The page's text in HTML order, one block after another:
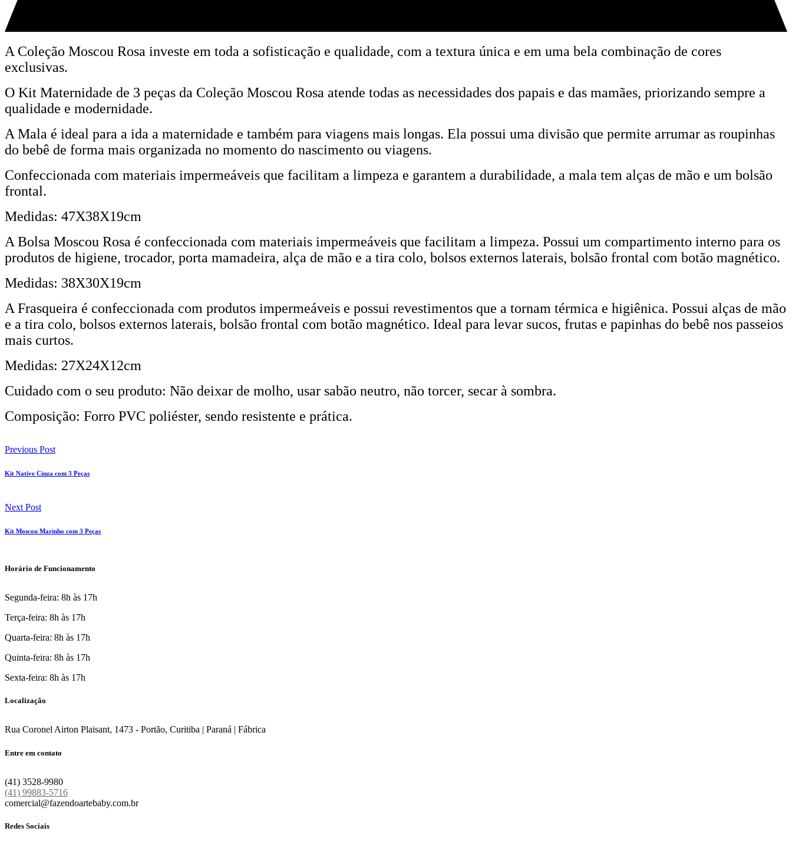
A Coleção Moscou Rosa investe em toda a sofisticação e qualidade, com a textura única e em uma bela combinação de cores
exclusivas.
O Kit Maternidade de 3 peças da Coleção Moscou Rosa atende todas as necessidades dos papais e das mamães, priorizando sempre a
qualidade e modernidade.
A Mala é ideal para a ida a maternidade e também para viagens mais longas. Ela possui uma divisão que permite arrumar as roupinhas
do bebê de forma mais organizada no momento do nascimento ou viagens.
Confeccionada com materiais impermeáveis que facilitam a limpeza e garantem a durabilidade, a mala tem alças de mão e um bolsão
frontal.
Medidas: 47X38X19cm
A Bolsa Moscou Rosa é confeccionada com materiais impermeáveis que facilitam a limpeza. Possui um compartimento interno para os
produtos de higiene, trocador, porta mamadeira, alça de mão e a tira colo, bolsos externos laterais, bolsão frontal com botão magnético.
Medidas: 38X30X19cm
A Frasqueira é confeccionada com produtos impermeáveis e possui revestimentos que a tornam térmica e higiênica. Possui alças de mão
e a tira colo, bolsos externos laterais, bolsão frontal com botão magnético. Ideal para levar sucos, frutas e papinhas do bebê nos passeios
mais curtos.
Medidas: 27X24X12cm
Cuidado com o seu produto: Não deixar de molho, usar sabão neutro, não torcer, secar à sombra.
Composição: Forro PVC poliéster, sendo resistente e prática.
Previous Post
Kit Native Cinza com 3 Peças
Next Post
Kit Moscou Marinho com 3 Peças
Horário de Funcionamento
Segunda-feira: 8h às 17h
Terça-feira: 8h às 17h
Quarta-feira: 8h às 17h
Quinta-feira: 8h às 17h
Sexta-feira: 8h às 17h
Localização
Rua Coronel Airton Plaisant, 1473 - Portão, Curitiba | Paraná | Fábrica
Entre em contato
(41) 3528-9980
(41) 99883-5716
comercial@fazendoartebaby.com.br
Redes Sociais